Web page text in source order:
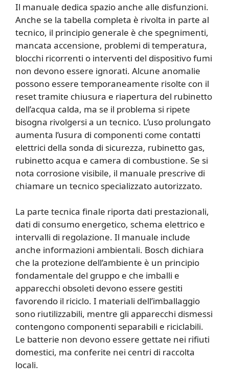
Il manuale dedica spazio anche alle disfunzioni.
Anche se la tabella completa è rivolta in parte al
tecnico, il principio generale è che spegnimenti,
mancata accensione, problemi di temperatura,
blocchi ricorrenti o interventi del dispositivo fumi
non devono essere ignorati. Alcune anomalie
possono essere temporaneamente risolte con il
reset tramite chiusura e riapertura del rubinetto
dell’acqua calda, ma se il problema si ripete
bisogna rivolgersi a un tecnico. L’uso prolungato
aumenta l’usura di componenti come contatti
elettrici della sonda di sicurezza, rubinetto gas,
rubinetto acqua e camera di combustione. Se si
nota corrosione visibile, il manuale prescrive di
chiamare un tecnico specializzato autorizzato.
La parte tecnica finale riporta dati prestazionali,
dati di consumo energetico, schema elettrico e
intervalli di regolazione. Il manuale include
anche informazioni ambientali. Bosch dichiara
che la protezione dell’ambiente è un principio
fondamentale del gruppo e che imballi e
apparecchi obsoleti devono essere gestiti
favorendo il riciclo. I materiali dell’imballaggio
sono riutilizzabili, mentre gli apparecchi dismessi
contengono componenti separabili e riciclabili.
Le batterie non devono essere gettate nei rifiuti
domestici, ma conferite nei centri di raccolta
locali.